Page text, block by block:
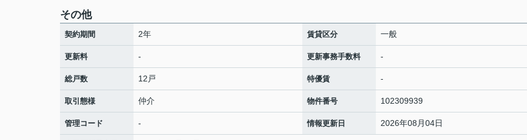
その他
契約期間 2年 賃貸区分 一般
更新料 - 更新事務手数料 -
総戸数 12戸 特優賃 -
取引態様 仲介 物件番号 102309939
管理コード - 情報更新日 2026年08月04日